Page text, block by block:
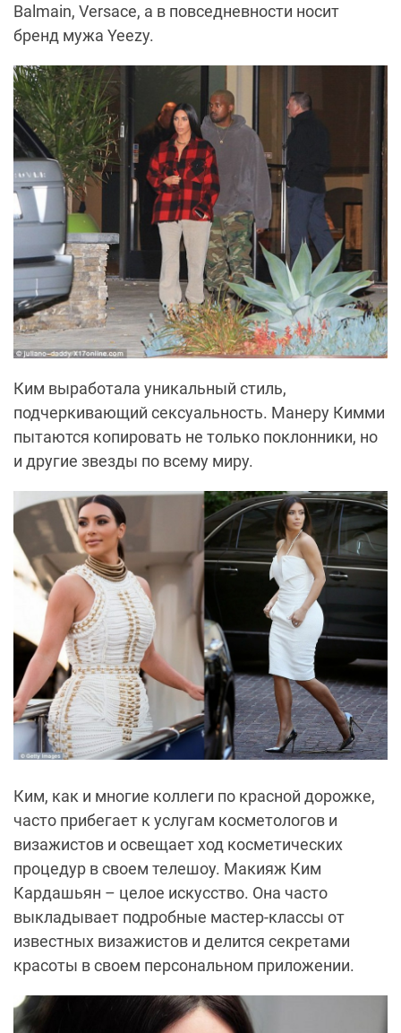
Balmain, Versace, а в повседневности носит
бренд мужа Yeezy.
Ким выработала уникальный стиль,
подчеркивающий сексуальность. Манеру Кимми
пытаются копировать не только поклонники, но
и другие звезды по всему миру.
Ким, как и многие коллеги по красной дорожке,
часто прибегает к услугам косметологов и
визажистов и освещает ход косметических
процедур в своем телешоу. Макияж Ким
Кардашьян – целое искусство. Она часто
выкладывает подробные мастер-классы от
известных визажистов и делится секретами
красоты в своем персональном приложении.